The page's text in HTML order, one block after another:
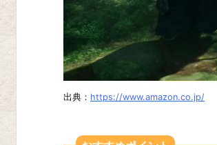
ユ
ニ
コ
ン
ー
出典： https://www.amazon.co.jp/